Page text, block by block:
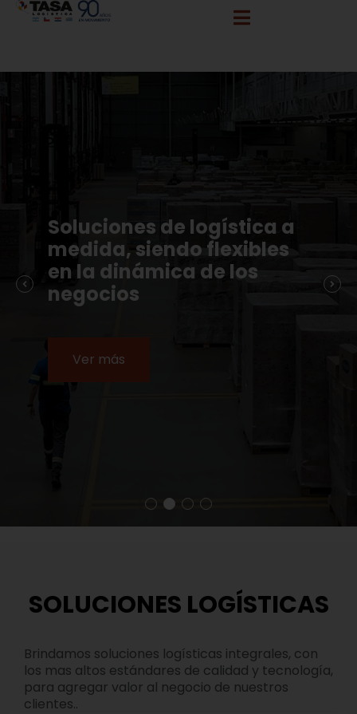
info@tasalogistica.com comercial@tasalogistica.com
Soluciones de logística a
medida, siendo flexibles
en la dinámica de los
negocios
Ver más
SOLUCIONES LOGÍSTICAS
Brindamos soluciones logísticas integrales, con
los mas altos estándares de calidad y tecnología,
para agregar valor al negocio de nuestros
clientes..